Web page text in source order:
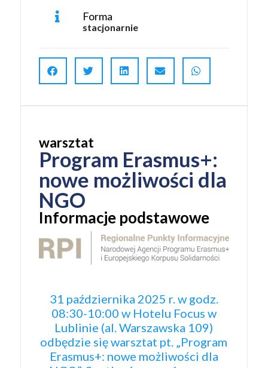
warsztat
Program Erasmus+:
nowe możliwości dla
NGO
Informacje podstawowe
31 października 2025 r. w godz.
08:30-10:00 w Hotelu Focus w
Lublinie (al. Warszawska 109)
odbędzie się warsztat pt. „Program
Erasmus+: nowe możliwości dla
Forma
stacjonarnie